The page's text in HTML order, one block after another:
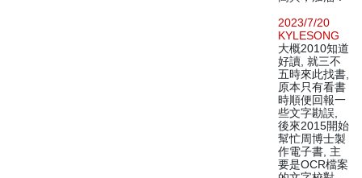
2023/7/20
KYLESONG
大概2010知道
好讀, 就三不
五時來此找書,
原本只有看書
時順便回報一
些文字勘誤,
後來2015開始
幫忙周博士製
作電子書, 主
要是OCR檔案